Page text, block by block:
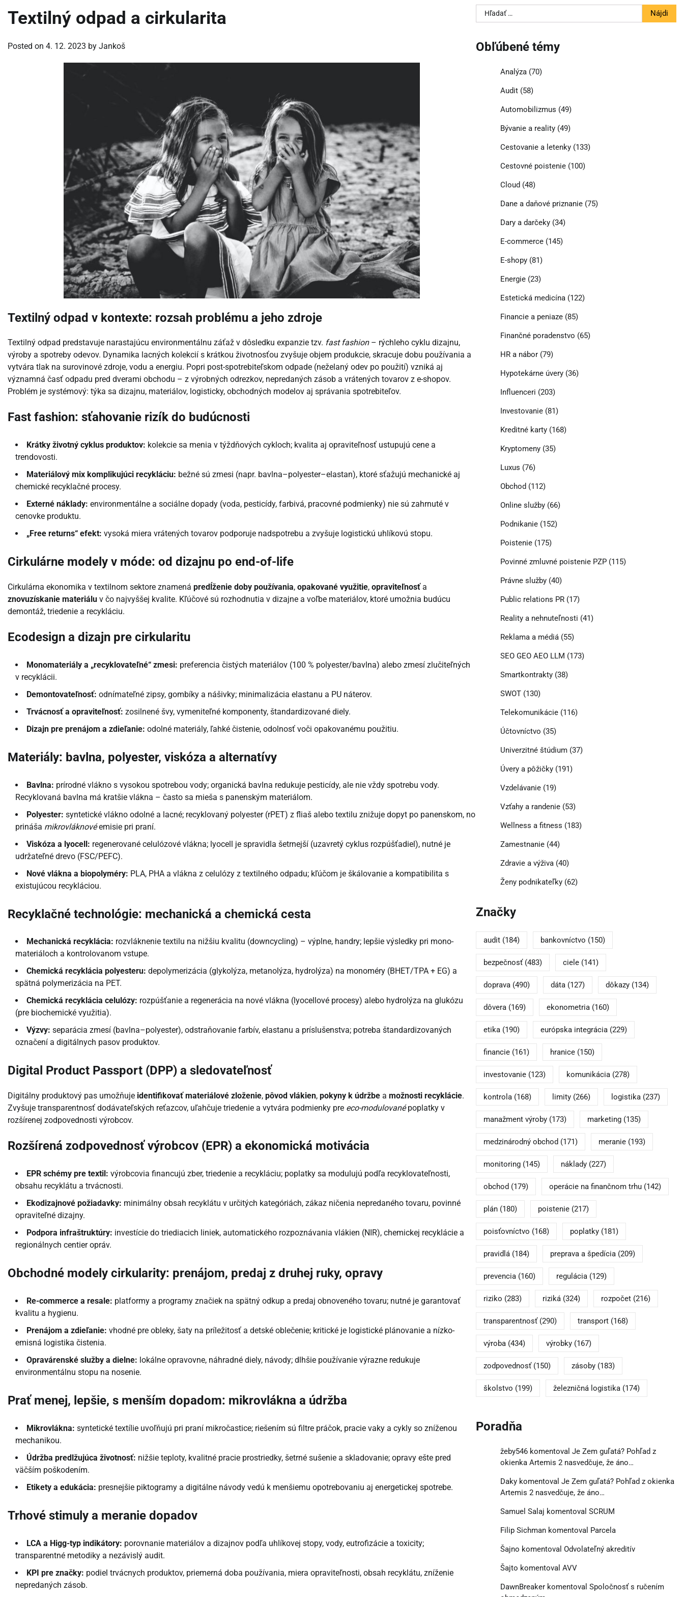
Textilný odpad a cirkularita
Posted on 4. 12. 2023 by Jankoš
Textilný odpad v kontexte: rozsah problému a jeho zdroje
Textilný odpad predstavuje narastajúcu environmentálnu záťaž v dôsledku expanzie tzv. fast fashion– rýchleho cyklu dizajnu,
výroby a spotreby odevov. Dynamika lacných kolekcií s krátkou životnosťou zvyšuje objem produkcie, skracuje dobu používania a
vytvára tlak na surovinové zdroje, vodu a energiu. Popri post-spotrebiteľskom odpade (neželaný odev po použití) vzniká aj
významná časť odpadu pred dverami obchodu – z výrobných odrezkov, nepredaných zásob a vrátených tovarov z e-shopov.
Problém je systémový: týka sa dizajnu, materiálov, logisticky, obchodných modelov aj správania spotrebiteľov.
Fast fashion: sťahovanie rizík do budúcnosti
Krátky životný cyklus produktov: kolekcie sa menia v týždňových cykloch; kvalita aj opraviteľnosť ustupujú cene a
trendovosti.
Materiálový mix komplikujúci recykláciu: bežné sú zmesi (napr. bavlna–polyester–elastan), ktoré sťažujú mechanické aj
chemické recyklačné procesy.
Externé náklady: environmentálne a sociálne dopady (voda, pesticídy, farbivá, pracovné podmienky) nie sú zahrnuté v
cenovke produktu.
„Free returns“ efekt: vysoká miera vrátených tovarov podporuje nadspotrebu a zvyšuje logistickú uhlíkovú stopu.
Cirkulárne modely v móde: od dizajnu po end-of-life
Cirkulárna ekonomika v textilnom sektore znamená predĺženie doby používania, opakované využitie, opraviteľnosťa
znovuzískanie materiálu v čo najvyššej kvalite. Kľúčové sú rozhodnutia v dizajne a voľbe materiálov, ktoré umožnia budúcu
demontáž, triedenie a recykláciu.
Ecodesign a dizajn pre cirkularitu
Monomateriály a „recyklovateľné“ zmesi: preferencia čistých materiálov (100 % polyester/bavlna) alebo zmesí zlučiteľných
v recyklácii.
Demontovateľnosť: odnímateľné zipsy, gombíky a nášivky; minimalizácia elastanu a PU náterov.
Trvácnosť a opraviteľnosť: zosilnené švy, vymeniteľné komponenty, štandardizované diely.
Dizajn pre prenájom a zdieľanie: odolné materiály, ľahké čistenie, odolnosť voči opakovanému použitiu.
Materiály: bavlna, polyester, viskóza a alternatívy
Bavlna: prírodné vlákno s vysokou spotrebou vody; organická bavlna redukuje pesticídy, ale nie vždy spotrebu vody.
Recyklovaná bavlna má kratšie vlákna – často sa mieša s panenským materiálom.
Polyester: syntetické vlákno odolné a lacné; recyklovaný polyester (rPET) z fliaš alebo textilu znižuje dopyt po panenskom, no
prináša mikrovláknovéemisie pri praní.
Viskóza a lyocell: regenerované celulózové vlákna; lyocell je spravidla šetrnejší (uzavretý cyklus rozpúšťadiel), nutné je
udržateľné drevo (FSC/PEFC).
Nové vlákna a biopolyméry: PLA, PHA a vlákna z celulózy z textilného odpadu; kľúčom je škálovanie a kompatibilita s
existujúcou recykláciou.
Recyklačné technológie: mechanická a chemická cesta
Mechanická recyklácia: rozvláknenie textilu na nižšiu kvalitu (downcycling) – výplne, handry; lepšie výsledky pri mono-
materiáloch a kontrolovanom vstupe.
Chemická recyklácia polyesteru: depolymerizácia (glykolýza, metanolýza, hydrolýza) na monoméry (BHET/TPA + EG) a
spätná polymerizácia na PET.
Chemická recyklácia celulózy: rozpúšťanie a regenerácia na nové vlákna (lyocellové procesy) alebo hydrolýza na glukózu
(pre biochemické využitia).
Výzvy: separácia zmesí (bavlna–polyester), odstraňovanie farbív, elastanu a príslušenstva; potreba štandardizovaných
označení a digitálnych pasov produktov.
Digital Product Passport (DPP) a sledovateľnosť
Digitálny produktový pas umožňuje identifikovať materiálové zloženie, pôvod vlákien, pokyny k údržbe a možnosti recyklácie.
Zvyšuje transparentnosť dodávateľských reťazcov, uľahčuje triedenie a vytvára podmienky pre eco-modulovanépoplatky v
rozšírenej zodpovednosti výrobcov.
Rozšírená zodpovednosť výrobcov (EPR) a ekonomická motivácia
EPR schémy pre textil: výrobcovia financujú zber, triedenie a recykláciu; poplatky sa modulujú podľa recyklovateľnosti,
obsahu recyklátu a trvácnosti.
Ekodizajnové požiadavky: minimálny obsah recyklátu v určitých kategóriách, zákaz ničenia nepredaného tovaru, povinné
opraviteľné dizajny.
Podpora infraštruktúry: investície do triediacich liniek, automatického rozpoznávania vlákien (NIR), chemickej recyklácie a
regionálnych centier opráv.
Obchodné modely cirkularity: prenájom, predaj z druhej ruky, opravy
Re-commerce a resale: platformy a programy značiek na spätný odkup a predaj obnoveného tovaru; nutné je garantovať
kvalitu a hygienu.
Prenájom a zdieľanie: vhodné pre obleky, šaty na príležitosť a detské oblečenie; kritické je logistické plánovanie a nízko-
emisná logistika čistenia.
Opravárenské služby a dielne: lokálne opravovne, náhradné diely, návody; dlhšie používanie výrazne redukuje
environmentálnu stopu na nosenie.
Prať menej, lepšie, s menším dopadom: mikrovlákna a údržba
Mikrovlákna: syntetické textílie uvoľňujú pri praní mikročastice; riešením sú filtre práčok, pracie vaky a cykly so zníženou
mechanikou.
Údržba predlžujúca životnosť: nižšie teploty, kvalitné pracie prostriedky, šetrné sušenie a skladovanie; opravy ešte pred
väčším poškodením.
Etikety a edukácia: presnejšie piktogramy a digitálne návody vedú k menšiemu opotrebovaniu aj energetickej spotrebe.
Trhové stimuly a meranie dopadov
LCA a Higg-typ indikátory: porovnanie materiálov a dizajnov podľa uhlíkovej stopy, vody, eutrofizácie a toxicity;
transparentné metodiky a nezávislý audit.
KPI pre značky: podiel trvácnych produktov, priemerná doba používania, miera opraviteľnosti, obsah recyklátu, zníženie
nepredaných zásob.
Hľadať:
Obľúbené témy
Analýza(70)
Audit(58)
Automobilizmus (49)
Bývanie a reality(49)
Cestovanie a letenky(133)
Cestovné poistenie(100)
Cloud (48)
Dane a daňové priznanie(75)
Dary a darčeky(34)
E-commerce(145)
E-shopy(81)
Energie(23)
Estetická medicína(122)
Financie a peniaze(85)
Finančné poradenstvo (65)
HR a nábor(79)
Hypotekárne úvery(36)
Influenceri (203)
Investovanie(81)
Kreditné karty(168)
Kryptomeny(35)
Luxus (76)
Obchod (112)
Online služby(66)
Podnikanie(152)
Poistenie(175)
Povinné zmluvné poistenie PZP(115)
Právne služby(40)
Public relations PR(17)
Reality a nehnuteľnosti (41)
Reklama a médiá(55)
SEO GEO AEO LLM (173)
Smartkontrakty(38)
SWOT(130)
Telekomunikácie(116)
Účtovníctvo (35)
Univerzitné štúdium(37)
Úvery a pôžičky(191)
Vzdelávanie(19)
Vzťahy a randenie(53)
Wellness a fitness (183)
Zamestnanie(44)
Zdravie a výživa(40)
Ženy podnikateľky(62)
Značky
audit(184) bankovníctvo (150)
bezpečnosť(483) ciele(141)
doprava(490) dáta(127) dôkazy(134)
dôvera(169) ekonometria(160)
etika(190) európska integrácia(229)
financie(161) hranice(150)
investovanie(123) komunikácia(278)
kontrola(168) limity(266) logistika(237)
manažment výroby(173) marketing(135)
medzinárodný obchod (171) meranie(193)
monitoring(145) náklady(227)
obchod (179) operácie na finančnom trhu(142)
plán(180) poistenie(217)
poisťovníctvo (168) poplatky(181)
pravidlá(184) preprava a špedícia(209)
prevencia(160) regulácia(129)
riziko (283) riziká(324) rozpočet(216)
transparentnosť(290) transport(168)
výroba(434) výrobky(167)
zodpovednosť(150) zásoby(183)
školstvo (199) železničná logistika(174)
Poradňa
žeby546komentoval Je Zem guľatá? Pohľad z
okienka Artemis 2 nasvedčuje, že áno…
Dakykomentoval Je Zem guľatá? Pohľad z okienka
Artemis 2 nasvedčuje, že áno…
Samuel Salaj komentoval SCRUM
Filip Sichmankomentoval Parcela
Šajno komentoval Odvolateľný akreditív
Šajto komentoval AVV
DawnBreakerkomentoval Spoločnosť s ručením